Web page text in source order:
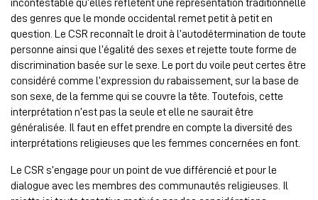
incontestable qu’elles reflètent une représentation traditionnelle
des genres que le monde occidental remet petit à petit en
question. Le CSR reconnaît le droit à l’autodétermination de toute
personne ainsi que l’égalité des sexes et rejette toute forme de
discrimination basée sur le sexe. Le port du voile peut certes être
considéré comme l’expression du rabaissement, sur la base de
son sexe, de la femme qui se couvre la tête. Toutefois, cette
interprétation n’est pas la seule et elle ne saurait être
généralisée. Il faut en effet prendre en compte la diversité des
interprétations religieuses que les femmes concernées en font.
Le CSR s’engage pour un point de vue différencié et pour le
dialogue avec les membres des communautés religieuses. Il